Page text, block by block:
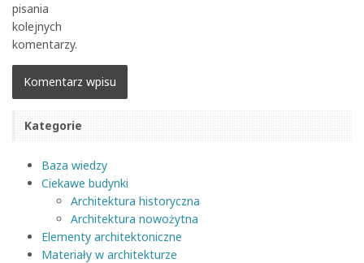
pisania
kolejnych
komentarzy.
Kategorie
Baza wiedzy
Ciekawe budynki
Architektura historyczna
Architektura nowożytna
Elementy architektoniczne
Materiały w architekturze